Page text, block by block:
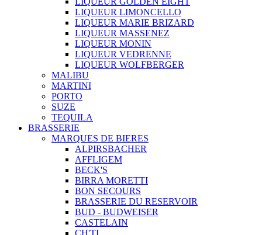
LIQUEUR LIMONCELLO
LIQUEUR MARIE BRIZARD
LIQUEUR MASSENEZ
LIQUEUR MONIN
LIQUEUR VEDRENNE
LIQUEUR WOLFBERGER
MALIBU
MARTINI
PORTO
SUZE
TEQUILA
BRASSERIE
MARQUES DE BIERES
ALPIRSBACHER
AFFLIGEM
BECK'S
BIRRA MORETTI
BON SECOURS
BRASSERIE DU RESERVOIR
BUD - BUDWEISER
CASTELAIN
CH'TI